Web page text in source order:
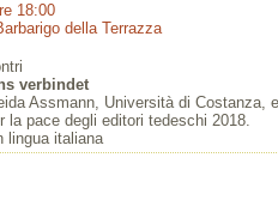
18:00
della Terrazza
verbindet
Assmann, Università di Costanza,
la pace degli editori tedeschi 2018.
lingua italiana